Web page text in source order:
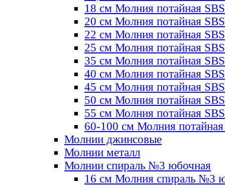
18 см Молния потайная SBS
20 см Молния потайная SBS
22 см Молния потайная SBS
25 см Молния потайная SBS
35 см Молния потайная SBS
40 см Молния потайная SBS
45 см Молния потайная SBS
50 см Молния потайная SBS
55 см Молния потайная SBS
60-100 см Молния
Молнии джинсовые
Молнии металл
Молнии спираль №3 юбочная
16 см Молния спираль №3